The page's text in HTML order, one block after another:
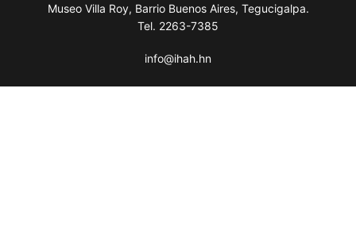
Museo Villa Roy, Barrio Buenos Aires, Tegucigalpa.
Tel. 2263-7385
info@ihah.hn